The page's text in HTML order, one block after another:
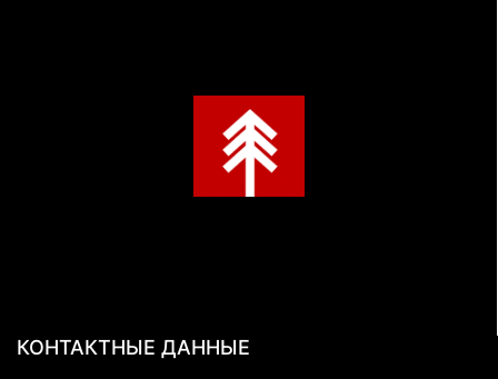
КОНТАКТНЫЕ ДАННЫЕ